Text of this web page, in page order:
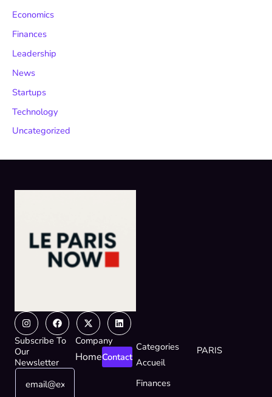
Economics
Finances
Leadership
News
Startups
Technology
Uncategorized
InstagramFacebook
X-
twitter
Linkedin
Subscribe To
Our
Newsletter
EE
Company
HomeContact
Categories
Accueil
Finances
PARIS